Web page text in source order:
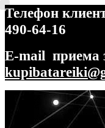
Телефон
490-64-16
E-mail приема
Перейти
навигации
Перейти
содержимому